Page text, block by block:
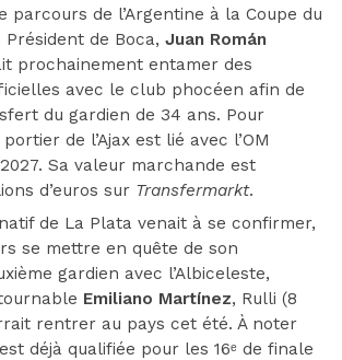
parcours de l’Argentine à la Coupe du
de Boca, Juan Román
prochainement entamer des
avec le club phocéen afin de
du gardien de 34 ans. Pour
de l’Ajax est lié avec l’OM
2027. Sa valeur marchande est
d’euros sur Transfermarkt.
de La Plata venait à se confirmer,
se mettre en quête de son
gardien avec l’Albiceleste,
Emiliano Martínez, Rulli (8
rentrer au pays cet été. À noter
déjà qualifiée pour les 16ᵉ de finale